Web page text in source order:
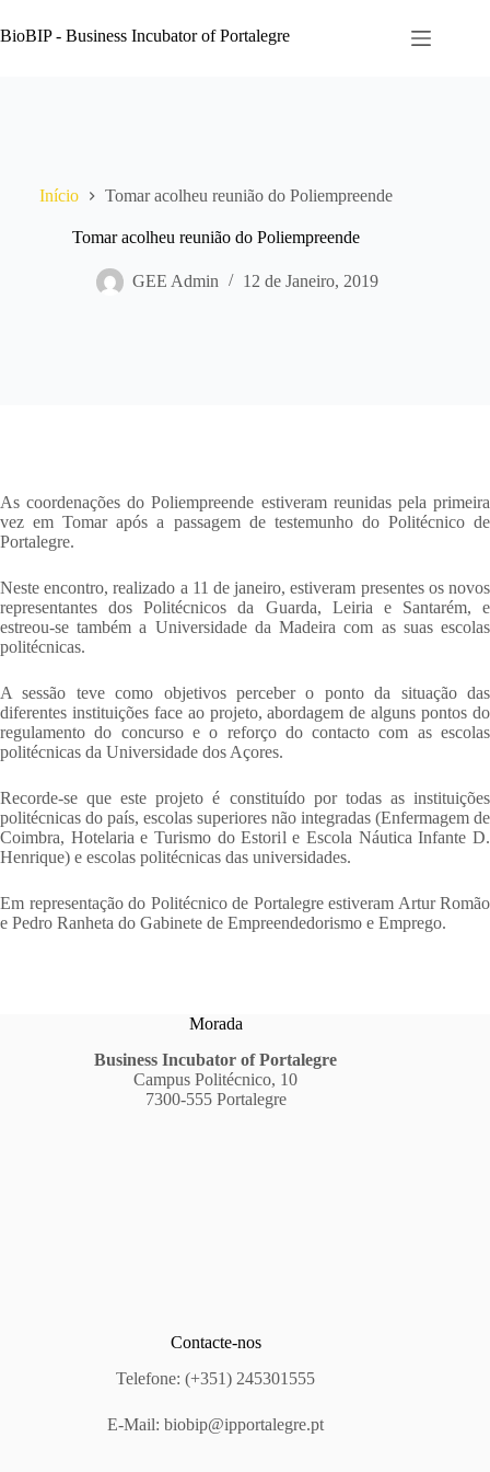
para
o
BioBIP - Business Incubator of Portalegre
Início Tomar acolheu reunião do Poliempreende
Tomar acolheu reunião do Poliempreende
GEE Admin 12 de Janeiro, 2019
As coordenações do Poliempreende estiveram reunidas pela primeira
vez em Tomar após a passagem de testemunho do Politécnico de
Portalegre.
Neste encontro, realizado a 11 de janeiro, estiveram presentes os novos
representantes dos Politécnicos da Guarda, Leiria e Santarém, e
estreou-se também a Universidade da Madeira com as suas escolas
politécnicas.
A sessão teve como objetivos perceber o ponto da situação das
diferentes instituições face ao projeto, abordagem de alguns pontos do
regulamento do concurso e o reforço do contacto com as escolas
politécnicas da Universidade dos Açores.
Recorde-se que este projeto é constituído por todas as instituições
politécnicas do país, escolas superiores não integradas (Enfermagem de
Coimbra, Hotelaria e Turismo do Estoril e Escola Náutica Infante D.
Henrique) e escolas politécnicas das universidades.
Em representação do Politécnico de Portalegre estiveram Artur Romão
e Pedro Ranheta do Gabinete de Empreendedorismo e Emprego.
Morada
Business Incubator of Portalegre
Campus Politécnico, 10
7300-555 Portalegre
Contacte-nos
Telefone: (+351) 245301555
E-Mail:biobip@ipportalegre.pt